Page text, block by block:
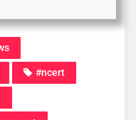
#ncert